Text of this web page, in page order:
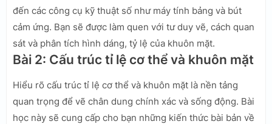
đến các công cụ kỹ thuật số như máy tính bảng và bút
cảm ứng. Bạn sẽ được làm quen với tư duy vẽ, cách quan
sát và phân tích hình dáng, tỷ lệ của khuôn mặt.
Bài 2: Cấu trúc tỉ lệ cơ thể và khuôn mặt
Hiểu rõ cấu trúc tỉ lệ cơ thể và khuôn mặt là nền tảng
quan trọng để vẽ chân dung chính xác và sống động. Bài
học này sẽ cung cấp cho bạn những kiến thức bài bản về